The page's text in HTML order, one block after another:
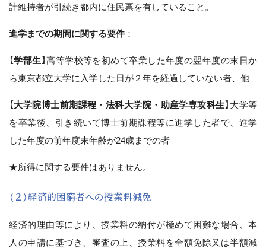
計維持者が引続き都内に住民票を有していること。
進学までの期間に関する要件：
【学部生】高等学校等を初めて卒業した年度の翌年度の末日か
ら東京都立大学に入学した日が２年を経過していない者、他
【大学院博士前期課程・法科大学院・助産学専攻科生】大学等
を卒業後、引き続いて博士前期課程等に進学した者で、進学
した年度の前年度末年齢が24歳までの者
★所得に関する要件はありません。
（２）経済的困窮者への授業料減免
経済的理由等により、授業料の納付が極めて困難な場合、本
人の申請に基づき、審査の上、授業料を全額免除又は半額減